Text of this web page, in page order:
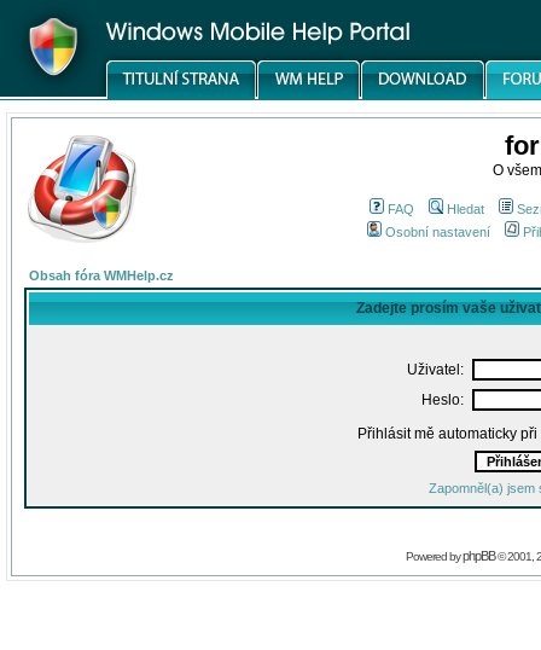
O
FAQ Hledat
Osobní nastavení
Obsah fóra WMHelp.cz
Zadejte prosím vaše
Uživatel:
Heslo:
Přihlásit mě automaticky
Zapomněl(a) jsem
Powered byphpBB© 2001,